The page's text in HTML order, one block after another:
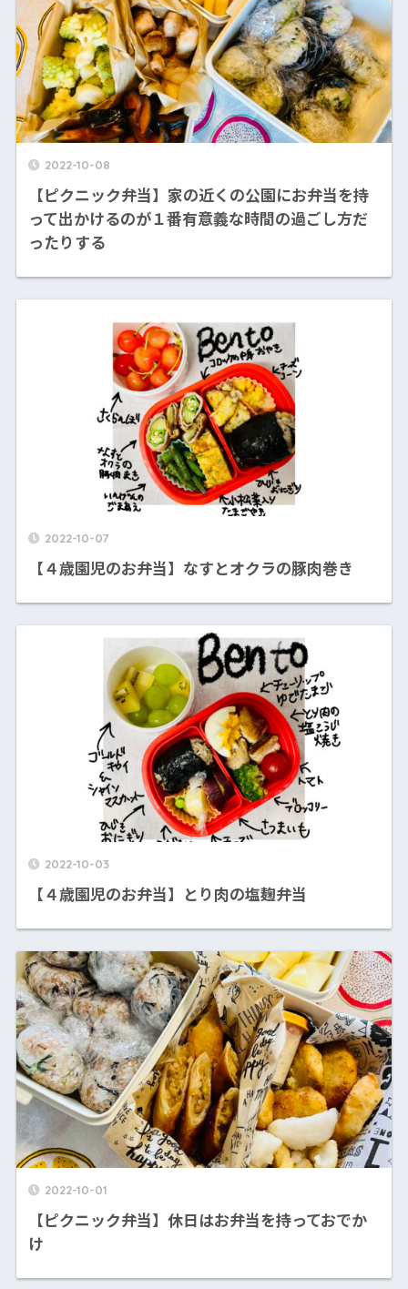
2022-10-08
【ピクニック弁当】家の近くの公園にお弁当を持
って出かけるのが１番有意義な時間の過ごし方だ
ったりする
2022-10-07
【４歳園児のお弁当】なすとオクラの豚肉巻き
2022-10-03
【４歳園児のお弁当】とり肉の塩麹弁当
2022-10-01
【ピクニック弁当】休日はお弁当を持っておでか
け